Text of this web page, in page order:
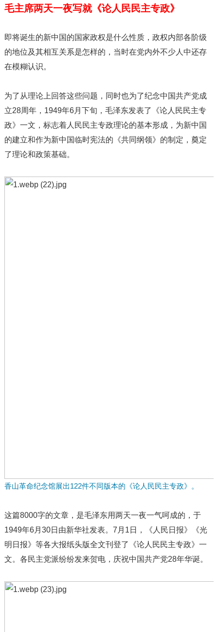
毛主席两天一夜写就《论人民民主专政》
即将诞生的新中国的国家政权是什么性质，政权内部各阶级
的地位及其相互关系是怎样的，当时在党内外不少人中还存
在模糊认识。
为了从理论上回答这些问题，同时也为了纪念中国共产党成
立28周年，1949年6月下旬，毛泽东发表了《论人民民主专
政》一文，标志着人民民主专政理论的基本形成，为新中国
的建立和作为新中国临时宪法的《共同纲领》的制定，奠定
了理论和政策基础。
香山革命纪念馆展出122件不同版本的《论人民民主专政》。
这篇8000字的文章，是毛泽东用两天一夜一气呵成的，于
1949年6月30日由新华社发表。7月1日，《人民日报》《光
明日报》等各大报纸头版全文刊登了《论人民民主专政》一
文。各民主党派纷纷发来贺电，庆祝中国共产党28年华诞。